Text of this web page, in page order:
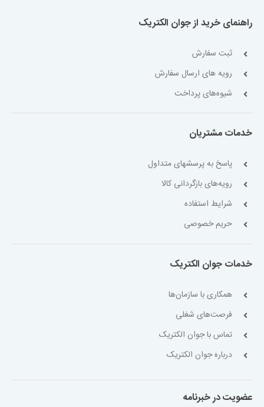
راهنمای خرید از جوان الکتریک
ثبت سفارش
رویه های ارسال سفارش
شیوه‌های پرداخت
خدمات مشتریان
پاسخ به پرسشهای متداول
رویه‌های بازگردانی کالا
شرایط استفاده
حریم خصوصی
خدمات جوان الکتریک
همکاری با سازمان‌ها
فرصت‌های شغلی
تماس با جوان الکتریک
درباره جوان الکتریک
عضویت در خبرنامه